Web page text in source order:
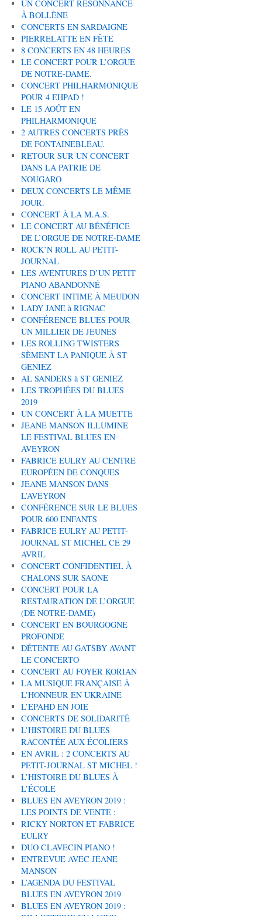
UN CONCERT RÉSONNANCE
À BOLLÈNE
CONCERTS EN SARDAIGNE
PIERRELATTE EN FÊTE
8 CONCERTS EN 48 HEURES
LE CONCERT POUR L’ORGUE
DE NOTRE-DAME.
CONCERT PHILHARMONIQUE
POUR 4 EHPAD !
LE 15 AOÛT EN
PHILHARMONIQUE
2 AUTRES CONCERTS PRÈS
DE FONTAINEBLEAU.
RETOUR SUR UN CONCERT
DANS LA PATRIE DE
NOUGARO
DEUX CONCERTS LE MÊME
JOUR.
CONCERT À LA M.A.S.
LE CONCERT AU BÉNÉFICE
DE L’ORGUE DE NOTRE-DAME
ROCK’N ROLL AU PETIT-
JOURNAL
LES AVENTURES D’UN PETIT
PIANO ABANDONNÉ
CONCERT INTIME À MEUDON
LADY JANE à RIGNAC
CONFÉRENCE BLUES POUR
UN MILLIER DE JEUNES
LES ROLLING TWISTERS
SÈMENT LA PANIQUE À ST
GENIEZ
AL SANDERS à ST GENIEZ
LES TROPHÉES DU BLUES
2019
UN CONCERT À LA MUETTE
JEANE MANSON ILLUMINE
LE FESTIVAL BLUES EN
AVEYRON
FABRICE EULRY AU CENTRE
EUROPÉEN DE CONQUES
JEANE MANSON DANS
L’AVEYRON
CONFÉRENCE SUR LE BLUES
POUR 600 ENFANTS
FABRICE EULRY AU PETIT-
JOURNAL ST MICHEL CE 29
AVRIL
CONCERT CONFIDENTIEL À
CHÂLONS SUR SAÔNE
CONCERT POUR LA
RESTAURATION DE L’ORGUE
(DE NOTRE-DAME)
CONCERT EN BOURGOGNE
PROFONDE
DÉTENTE AU GATSBY AVANT
LE CONCERTO
CONCERT AU FOYER KORIAN
LA MUSIQUE FRANÇAISE À
L’HONNEUR EN UKRAINE
L’EPAHD EN JOIE
CONCERTS DE SOLIDARITÉ
L’HISTOIRE DU BLUES
RACONTÉE AUX ÉCOLIERS
EN AVRIL : 2 CONCERTS AU
PETIT-JOURNAL ST MICHEL !
L’HISTOIRE DU BLUES À
L’ÉCOLE
BLUES EN AVEYRON 2019 :
LES POINTS DE VENTE :
RICKY NORTON ET FABRICE
EULRY
DUO CLAVECIN PIANO !
ENTREVUE AVEC JEANE
MANSON
L’AGENDA DU FESTIVAL
BLUES EN AVEYRON 2019
BLUES EN AVEYRON 2019 :